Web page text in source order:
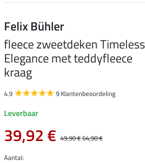
Felix Bühler
fleece zweetdeken Timeless
Elegance met teddyfleece
kraag
4.9 9 Klantenbeoordeling
Leverbaar
39,92 € 49,90 €64,90 €
Aantal: